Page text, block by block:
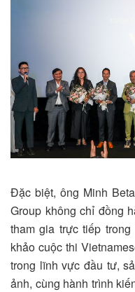
Đặc biệt, ông Minh
Group không chỉ đồng
tham gia trực tiếp
khảocuộc thi
trong lĩnh vực đầu tư,
ảnh, cùng hành trình